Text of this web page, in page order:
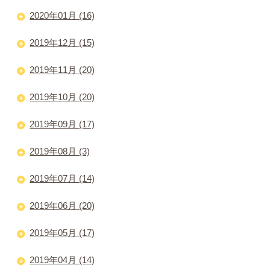
2020年01月 (16)
2019年12月 (15)
2019年11月 (20)
2019年10月 (20)
2019年09月 (17)
2019年08月 (3)
2019年07月 (14)
2019年06月 (20)
2019年05月 (17)
2019年04月 (14)